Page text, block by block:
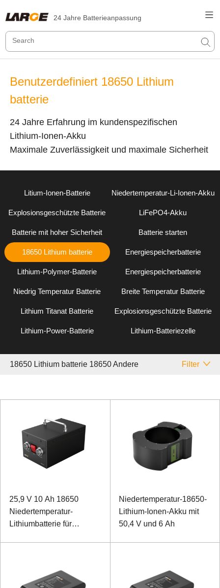
24 Jahre Batterieanpassung
Benutzerdefiniert 18650 Lithium
batterie
24 Jahre Erfahrung im kundenspezifischen
Lithium-Ionen-Akku
Maximale Zuverlässigkeit und maximale Sicherheit
Litium-Ionen-Batterie Niedertemperatur-Li-Ionen-Akku
Explosionsgeschützte Batterie LiFePO4-Akku
Batterie mit hoher Sicherheit Batterie starten
18650 Lithium batterie Energiespeicherbatterie
Lithium-Polymer-Batterie Energiespeicherbatterie
Niedrig Temperatur Batterie Breite Temperatur Batterie
Lithium Titanat Batterie Explosionsgeschützte Batterie
Lithium-Power-Batterie Lithium-Batteriezelle
18650 Lithium batterie 18650 Andere Filter
25,9 V 10 Ah 18650
Niedertemperatur-
Lithiumbatterie für
Niedertemperatur-18650-
Lithium-Ionen-Akku mit
50,4 V und 6 Ah